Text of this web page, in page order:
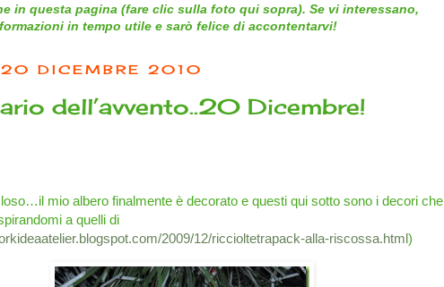
in questa pagina (fare clic sulla foto qui sopra). Se vi interessano,
in tempo utile e sarò felice di accontentarvi!
20 DICEMBRE 2010
dell’avvento..20 Dicembre!
mio albero finalmente è decorato e questi qui sotto sono i decori che
a quelli di
2009/12/riccioltetrapack-alla-riscossa.html)